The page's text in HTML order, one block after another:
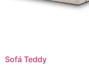
Sofá Teddy